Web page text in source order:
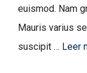
euismod. Nam
Mauris varius
suscipit … Leer